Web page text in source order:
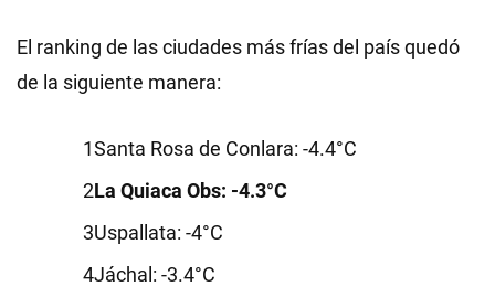
El ranking de las ciudades más frías del país quedó
de la siguiente manera:
Santa Rosa de Conlara: -4.4°C
La Quiaca Obs: -4.3°C
Uspallata: -4°C
Jáchal: -3.4°C